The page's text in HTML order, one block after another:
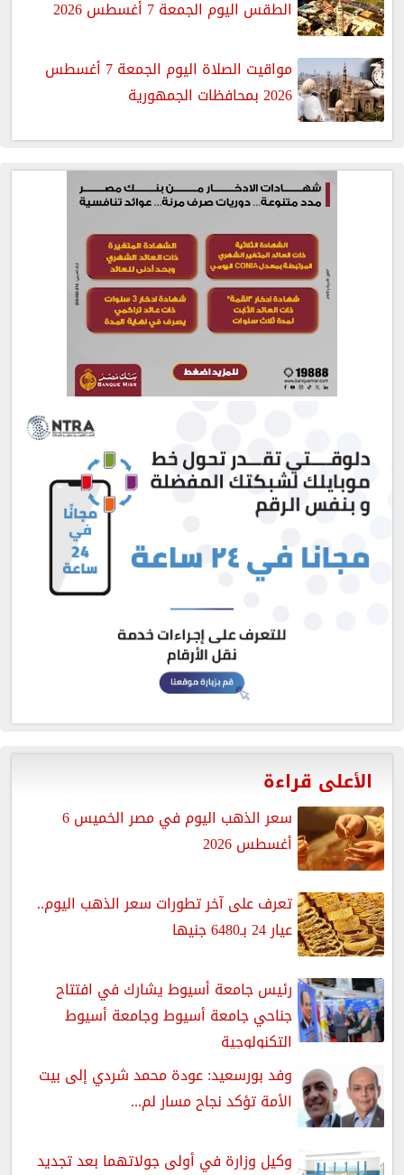
الطقس اليوم الجمعة 7 أغسطس 2026
مواقيت الصلاة اليوم الجمعة 7 أغسطس
2026 بمحافظات الجمهورية
الأعلى قراءة
سعر الذهب اليوم في مصر الخميس 6
أغسطس 2026
تعرف على آخر تطورات سعر الذهب اليوم..
عيار 24 بـ6480 جنيها
رئيس جامعة أسيوط يشارك في افتتاح
جناحي جامعة أسيوط وجامعة أسيوط
التكنولوجية
وفد بورسعيد: عودة محمد شردي إلى بيت
الأمة تؤكد نجاح مسار لم...
وكيل وزارة في أولى جولاتهما بعد تجديد